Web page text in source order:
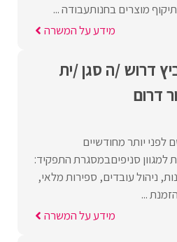
מוצרים בחנותעבודה ...
מידע על המשרה
דרוש /ה סגן /ית
דרום
לפני יותר מחודשיים
למגוון סניפיםבמסגרת התפקיד:
ניהול עובדים, ספירות מלאי,
...
מידע על המשרה